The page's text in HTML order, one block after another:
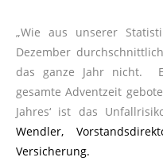
„Wie aus unserer
Dezember
das ganze Jahr nicht.
gesamte Adventzeit
Jahres‘ ist das
Wendler,
Versicherung.